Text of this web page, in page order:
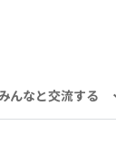
んなと交流する